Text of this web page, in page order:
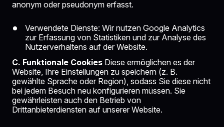
anonym oder pseudonym erfasst.
Verwendete Dienste: Wir nutzen Google Analytics
zur Erfassung von Statistiken und zur Analyse des
Nutzerverhaltens auf der Website.
C. Funktionale Cookies Diese ermöglichen es der
Website, Ihre Einstellungen zu speichern (z. B.
gewählte Sprache oder Region), sodass Sie diese nicht
bei jedem Besuch neu konfigurieren müssen. Sie
gewährleisten auch den Betrieb von
Drittanbieterdiensten auf unserer Website.